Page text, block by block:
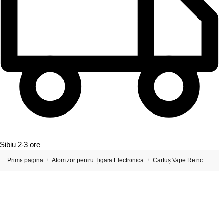
Sibiu 2-3 ore
Prima pagină / Atomizor pentru Țigară Electronică / Cartuș Vape Reîncărcabil Pentru Țigară Electronică